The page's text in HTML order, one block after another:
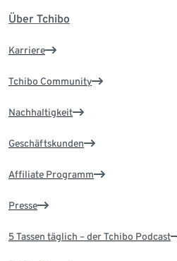
Über Tchibo
Karriere
Tchibo Community
Nachhaltigkeit
Geschäftskunden
Affiliate Programm
Presse
5 Tassen täglich – der Tchibo Podcast